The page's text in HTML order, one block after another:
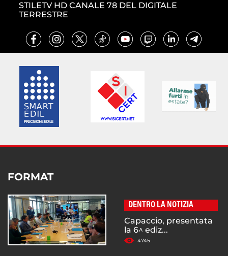
STILETV HD CANALE 78 DEL DIGITALE
TERRESTRE
FORMAT
DENTRO LA NOTIZIA
Capaccio, presentata
la 6^ ediz...
4745